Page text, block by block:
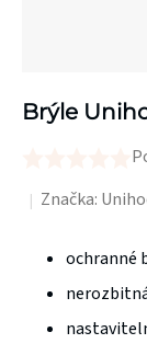
Brýle
hodnocení
Značka:
ochranné